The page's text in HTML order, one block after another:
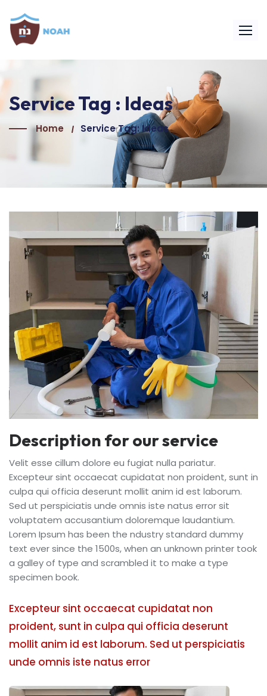
Service Tag : Ideas
Home Service Tag: Ideas
Description for our service
Velit esse cillum dolore eu fugiat nulla pariatur.
Excepteur sint occaecat cupidatat non proident, sunt in
culpa qui officia deserunt mollit anim id est laborum.
Sed ut perspiciatis unde omnis iste natus error sit
voluptatem accusantium doloremque laudantium.
Lorem Ipsum has been the ndustry standard dummy
text ever since the 1500s, when an unknown printer took
a galley of type and scrambled it to make a type
specimen book.
Excepteur sint occaecat cupidatat non
proident, sunt in culpa qui officia deserunt
mollit anim id est laborum. Sed ut perspiciatis
unde omnis iste natus error